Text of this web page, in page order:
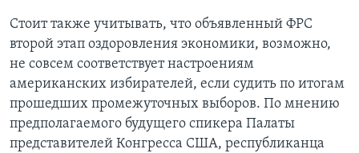
Стоит также учитывать, что объявленный ФРС
второй этап оздоровления экономики, возможно,
не совсем соответствует настроениям
американских избирателей, если судить по итогам
прошедших промежуточных выборов. По мнению
предполагаемого будущего спикера Палаты
представителей Конгресса США, республиканца